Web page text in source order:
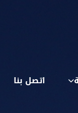
اتصل بنا